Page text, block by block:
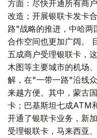
方面：尽快开通所有商
改造；开展银联卡发卡
路"战略的推进，中哈两
合作空间也更加广阔。
五成商户受理银联卡，
木图等主要城市的机场
解，在"一带一路"沿线
来越方便。其中，蒙古
卡；巴基斯坦七成ATM
开通了银联卡业务，新
受理银联卡，马来西亚